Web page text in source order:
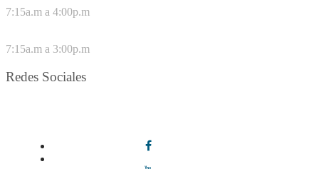
7:15a.m a 4:00p.m
7:15a.m a 3:00p.m
Redes Sociales